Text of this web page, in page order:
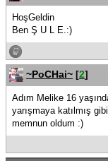
HoşGeldin
Ben Ş U L E.:)
~PoCHai~ [2]
Adım Melike 16
yarışmaya katılmış
memnun oldum :)